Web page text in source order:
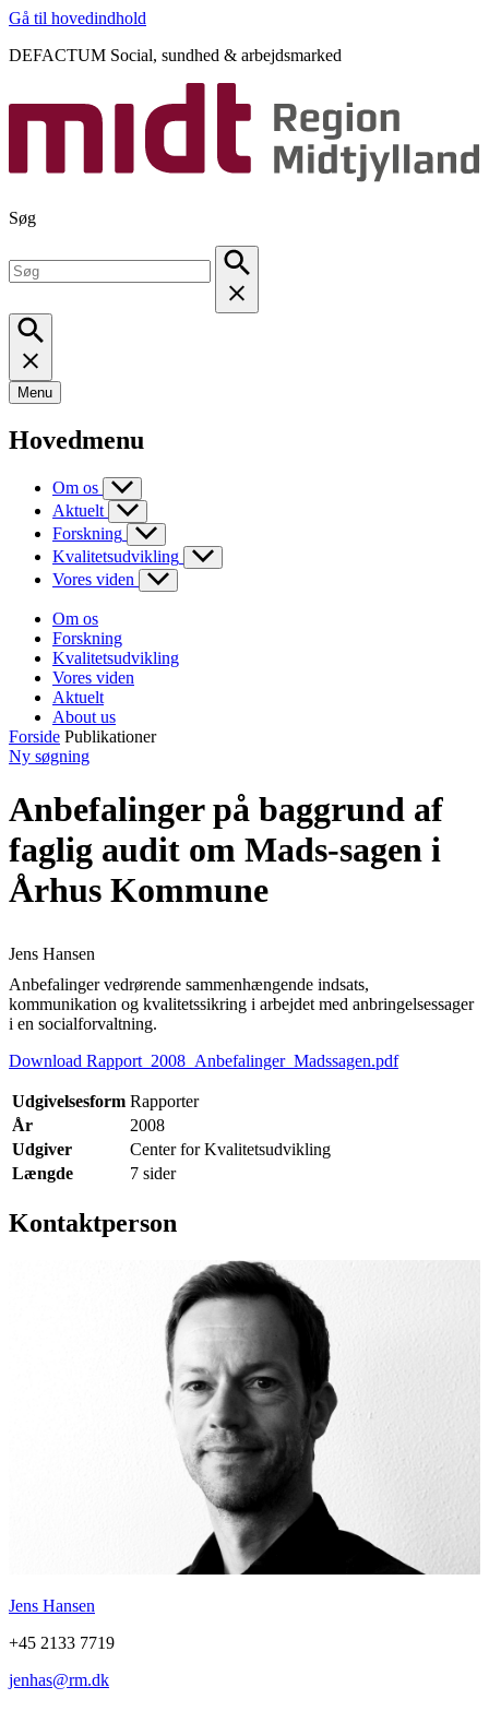
Gå til hovedindhold
DEFACTUM Social, sundhed & arbejdsmarked
Søg
Menu
Hovedmenu
Om os
Aktuelt
Forskning
Kvalitetsudvikling
Vores viden
Om os
Forskning
Kvalitetsudvikling
Vores viden
Aktuelt
About us
Forside Publikationer
Ny søgning
Anbefalinger på baggrund af
faglig audit om Mads-sagen i
Århus Kommune
Jens Hansen
Anbefalinger vedrørende sammenhængende indsats,
kommunikation og kvalitetssikring i arbejdet med anbringelsessager
i en socialforvaltning.
Download Rapport_2008_Anbefalinger_Madssagen.pdf
Udgivelsesform Rapporter
År
2008
Udgiver
Center for Kvalitetsudvikling
Længde
7 sider
Kontaktperson
Jens Hansen
+45 2133 7719
jenhas@rm.dk